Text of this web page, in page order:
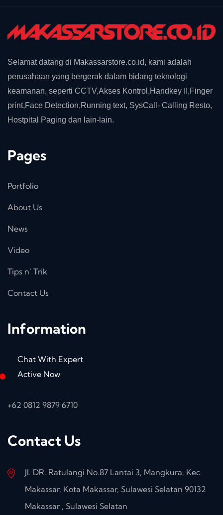
Selamat datang di Makassarstore.co.id, kami adalah
perusahaan yang bergerak dalam bidang teknologi
keamanan, seperti CCTV,Akses Kontrol,Handkey II,Finger
print,Face Detection,Running text, SysCall- Calling Resto,
Hostpital Paging dan lain-lain.
Pages
Portfolio
About Us
News
Video
Tips n’ Trik
Contact Us
Information
Chat With Expert
Active Now
+62 0812 9879 6710
Contact Us
Jl. DR. Ratulangi No.87 Lantai 3, Mangkura, Kec.
Makassar, Kota Makassar, Sulawesi Selatan 90132
Makassar , Sulawesi Selatan